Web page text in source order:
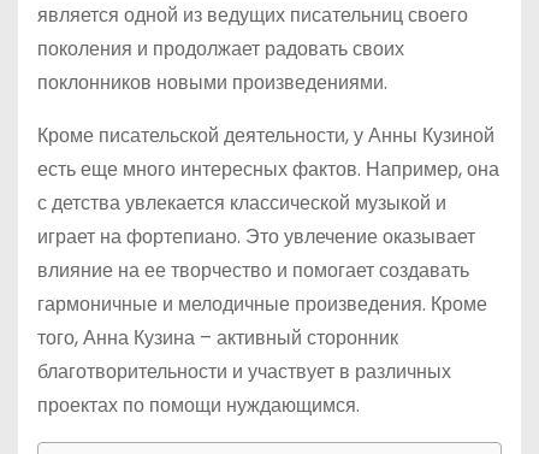
является одной из ведущих писательниц своего
поколения и продолжает радовать своих
поклонников новыми произведениями.
Кроме писательской деятельности, у Анны Кузиной
есть еще много интересных фактов. Например, она
с детства увлекается классической музыкой и
играет на фортепиано. Это увлечение оказывает
влияние на ее творчество и помогает создавать
гармоничные и мелодичные произведения. Кроме
того, Анна Кузина – активный сторонник
благотворительности и участвует в различных
проектах по помощи нуждающимся.